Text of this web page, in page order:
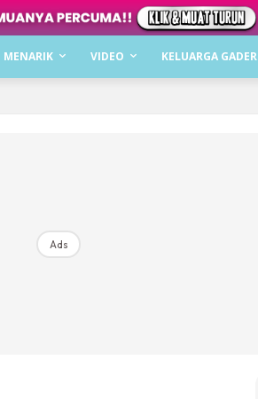
MENARIK VIDEO KELUARGA GADER
Ads